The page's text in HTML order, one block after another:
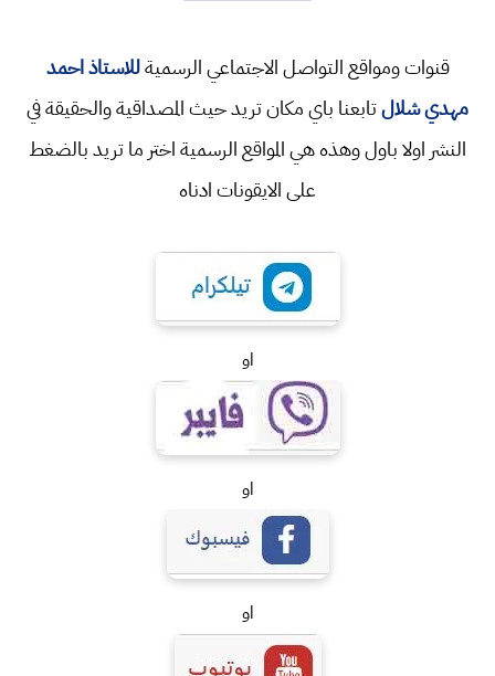
قنوات ومواقع التواصل الاجتماعي الرسميةللاستاذ احمد
مهدي شلالتابعنا باي مكان تريد حيث المصداقية والحقيقة في
النشر اولا باول وهذه هي المواقع الرسمية اختر ما تريد بالضغط
على الايقونات ادناه
او
او
او